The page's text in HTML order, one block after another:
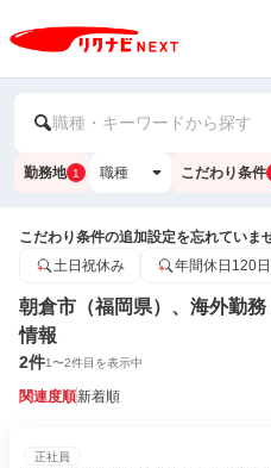
職種・キーワードから探す
勤務地 1 職種 こだわり条件
こだわり条件の追加設定を忘れていま
土日祝休み
年間休日120
朝倉市（福岡県）、海外勤
情報
2件1〜2件目を表示中
関連度順新着順
正社員